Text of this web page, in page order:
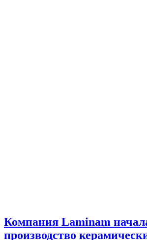
Компания Laminam
производство